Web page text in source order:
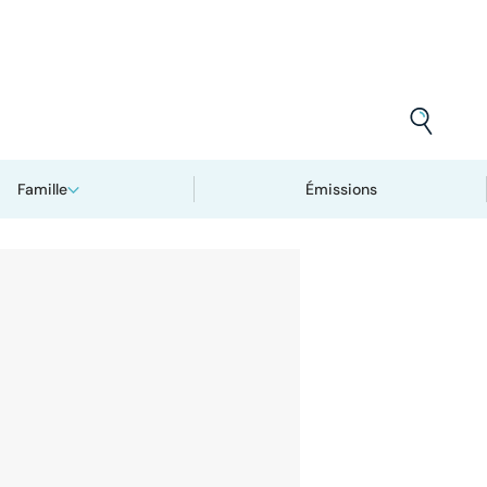
Famille Émissions